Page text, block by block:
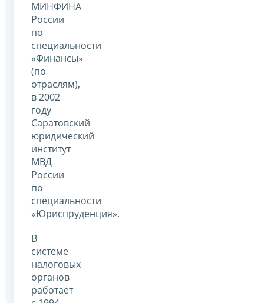
МИНФИНА
России
по
специальности
«Финансы»
(по
отраслям),
в 2002
году
Саратовский
юридический
институт
МВД
России
по
специальности
«Юриспруденция».
В
системе
налоговых
органов
работает